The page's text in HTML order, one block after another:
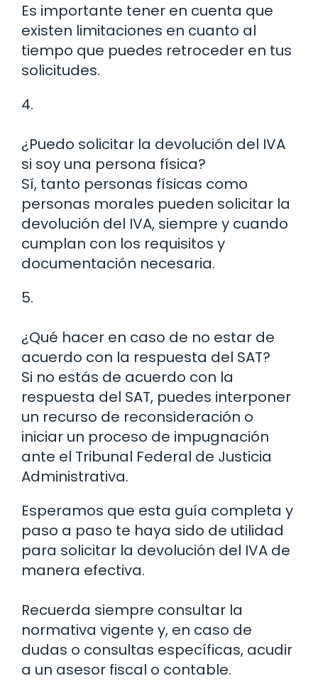
Es importante tener en cuenta que
existen limitaciones en cuanto al
tiempo que puedes retroceder en tus
solicitudes.
4.
¿Puedo solicitar la devolución del IVA
si soy una persona física?
Sí, tanto personas físicas como
personas morales pueden solicitar la
devolución del IVA, siempre y cuando
cumplan con los requisitos y
documentación necesaria.
5.
¿Qué hacer en caso de no estar de
acuerdo con la respuesta del SAT?
Si no estás de acuerdo con la
respuesta del SAT, puedes interponer
un recurso de reconsideración o
iniciar un proceso de impugnación
ante el Tribunal Federal de Justicia
Administrativa.
Esperamos que esta guía completa y
paso a paso te haya sido de utilidad
para solicitar la devolución del IVA de
manera efectiva.
Recuerda siempre consultar la
normativa vigente y, en caso de
dudas o consultas específicas, acudir
a un asesor fiscal o contable.